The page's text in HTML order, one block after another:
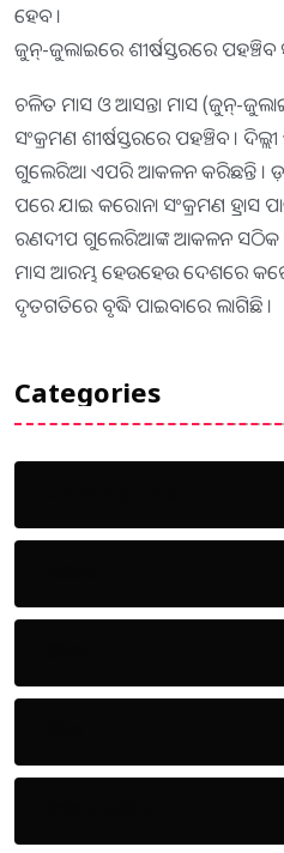
ହେବ ।
ଜୁନ୍-ଜୁଲାଇରେ ଶୀର୍ଷସ୍ତରରେ ପହଞ୍ଚିବ
ଚଳିତ ମାସ ଓ ଆସନ୍ତା ମାସ (ଜୁନ୍-
ସଂକ୍ରମଣ ଶୀର୍ଷସ୍ତରରେ ପହଞ୍ଚିବ ।
ଗୁଲେରିଆ ଏପରି ଆକଳନ କରିଛନ୍ତି ।
ପରେ ଯାଇ କରୋନା ସଂକ୍ରମଣ ହ୍ରାସ
ରଣଦୀପ ଗୁଲେରିଆଙ୍କ ଆକଳନ ସଠିକ
ମାସ ଆରମ୍ଭ ହେଉହେଉ ଦେଶରେ
ଦୃତଗତିରେ ବୃଦ୍ଧି ପାଇବାରେ ଲାଗିଛି ।
Categories